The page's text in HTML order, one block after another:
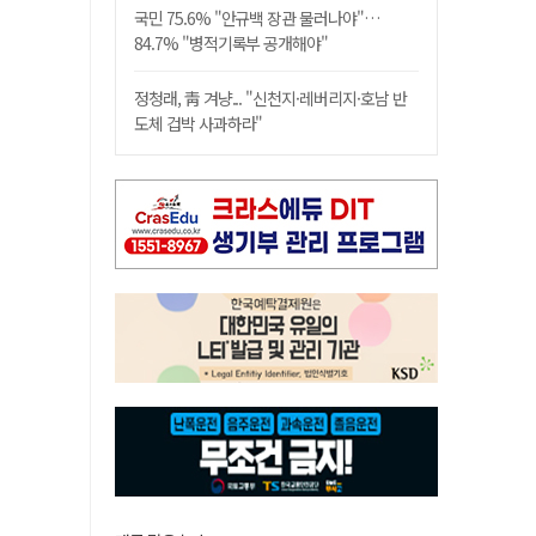
국민 75.6% "안규백 장관 물러나야"…
84.7% "병적기록부 공개해야"
정청래, 靑 겨냥... "신천지·레버리지·호남 반
도체 겁박 사과하라"